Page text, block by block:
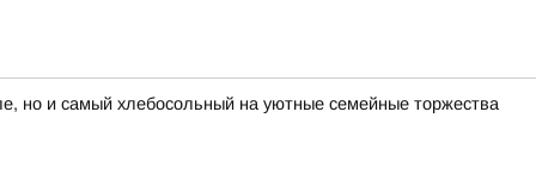
и самый хлебосольный на уютные семейные торжества